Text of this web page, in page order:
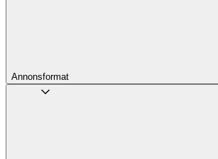
Annons­format